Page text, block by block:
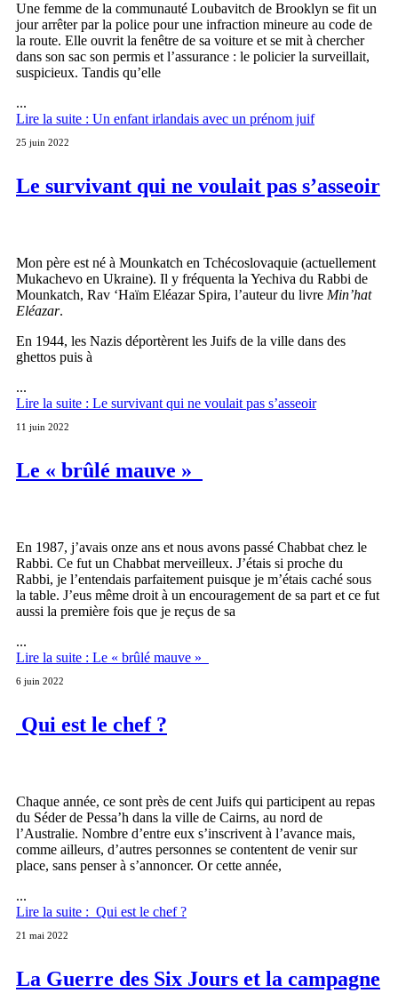
Une femme de la communauté Loubavitch de Brooklyn se fit un
jour arrêter par la police pour une infraction mineure au code de
la route. Elle ouvrit la fenêtre de sa voiture et se mit à chercher
dans son sac son permis et l’assurance : le policier la surveillait,
suspicieux. Tandis qu’elle
...
Lire la suite : Un enfant irlandais avec un prénom juif
25 juin 2022
Le survivant qui ne voulait pas s’asseoir
Mon père est né à Mounkatch en Tchécoslovaquie (actuellement
Mukachevo en Ukraine). Il y fréquenta la Yechiva du Rabbi de
Mounkatch, Rav ‘Haïm Eléazar Spira, l’auteur du livre Min’hat
Eléazar.
En 1944, les Nazis déportèrent les Juifs de la ville dans des
ghettos puis à
...
Lire la suite : Le survivant qui ne voulait pas s’asseoir
11 juin 2022
Le « brûlé mauve »
En 1987, j’avais onze ans et nous avons passé Chabbat chez le
Rabbi. Ce fut un Chabbat merveilleux. J’étais si proche du
Rabbi, je l’entendais parfaitement puisque je m’étais caché sous
la table. J’eus même droit à un encouragement de sa part et ce fut
aussi la première fois que je reçus de sa
...
Lire la suite : Le « brûlé mauve »
6 juin 2022
Qui est le chef ?
Chaque année, ce sont près de cent Juifs qui participent au repas
du Séder de Pessa’h dans la ville de Cairns, au nord de
l’Australie. Nombre d’entre eux s’inscrivent à l’avance mais,
comme ailleurs, d’autres personnes se contentent de venir sur
place, sans penser à s’annoncer. Or cette année,
...
Lire la suite : Qui est le chef ?
21 mai 2022
La Guerre des Six Jours et la campagne